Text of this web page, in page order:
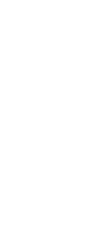
und zeigen,
an das
Fälle